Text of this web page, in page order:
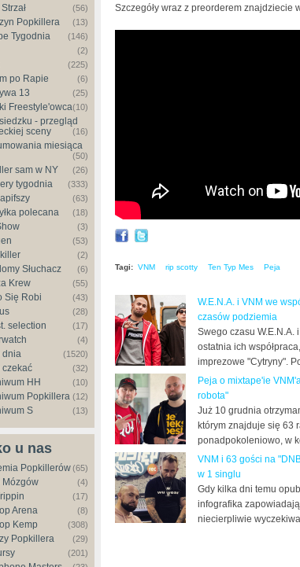
(56)
Popkillera (13)
Tygodnia (146)
(2)
(225)
po Rapie (6)
13 (25)
Freestyle'owca(10)
- przegląd
sceny
(16)
miesiąca
(50)
sam w NY (26)
tygodnia (333)
(63)
polecana (18)
(3)
(53)
(2)
Słuchacz (6)
Krew (55)
Się Robi (43)
(28)
selection (17)
(4)
dnia (1520)
czekać (32)
HH (10)
Popkillera (12)
S (13)
u nas
Popkillerów(65)
Mózgów (4)
(17)
Arena (8)
Kemp (308)
Popkillera (29)
(201)
Szczegóły wraz z preorderem znajdziecie
Tagi: VNM rip scotty Ten Typ Mes Peja
W.E.N.A. i VNM we
czasów podziemia
Swego czasu W.E.N.A.
ostatnia ich
imprezowe "Cytryny".
Peja o mixtape'ie
robota"
Już 10 grudnia
którym znajduje się 63
ponadpokoleniowo, w
VNM i 63 gości na
w 1 singlu
Gdy kilka dni temu
infografika
niecierpliwie